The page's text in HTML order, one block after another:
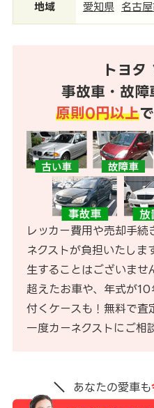
地域 愛知県 名古
トヨタ
事故車・故障
原則0円以上
レッカー費用や売却手
ネクストが負担いたしま
生することはございま
超えたお車や、年式が
付くケースも！無料で査
一度カーネクストにご相
あなたの愛車も